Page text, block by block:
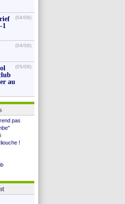
1
(04/08)
(04/08)
au
(05/08)
pas
!